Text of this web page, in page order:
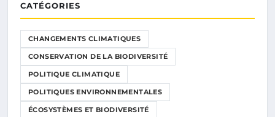
CATÉGORIES
CHANGEMENTS CLIMATIQUES
CONSERVATION DE LA BIODIVERSITÉ
POLITIQUE CLIMATIQUE
POLITIQUES ENVIRONNEMENTALES
ÉCOSYSTÈMES ET BIODIVERSITÉ